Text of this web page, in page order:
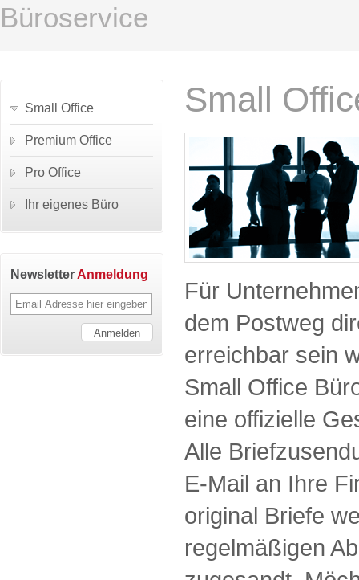
Büroservice
Small
Für
dem Postweg
erreichbar sein
Small Office
eine offizielle
Alle
E-Mail an Ihre
original Briefe
regelmäßigen
Small Office
Premium Office
Pro Office
Ihr eigenes Büro
NewsletterAnmeldung